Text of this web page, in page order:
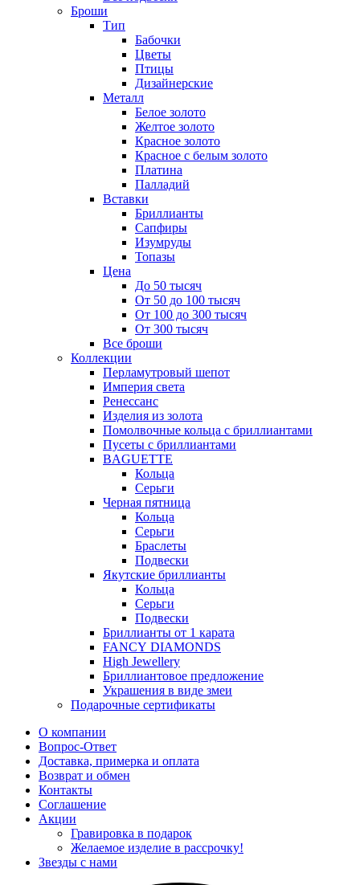
Броши
Тип
Бабочки
Цветы
Птицы
Дизайнерские
Металл
Белое золото
Желтое золото
Красное золото
Красное с белым золото
Платина
Палладий
Вставки
Бриллианты
Сапфиры
Изумруды
Топазы
Цена
До 50 тысяч
От 50 до 100 тысяч
От 100 до 300 тысяч
От 300 тысяч
Все броши
Коллекции
Перламутровый шепот
Империя света
Ренессанс
Изделия из золота
Помолвочные кольца с бриллиантами
Пусеты с бриллиантами
BAGUETTE
Кольца
Серьги
Черная пятница
Кольца
Серьги
Браслеты
Подвески
Якутские бриллианты
Кольца
Серьги
Подвески
Бриллианты от 1 карата
FANCY DIAMONDS
High Jewellery
Бриллиантовое предложение
Украшения в виде змеи
Подарочные сертификаты
О компании
Вопрос-Ответ
Доставка, примерка и оплата
Возврат и обмен
Контакты
Соглашение
Акции
Гравировка в подарок
Желаемое изделие в рассрочку!
Звезды с нами